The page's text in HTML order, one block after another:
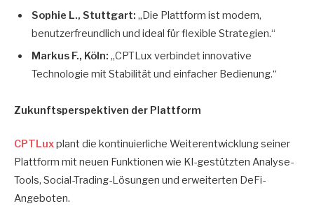
Sophie L., Stuttgart: „Die Plattform ist modern,
benutzerfreundlich und ideal für flexible Strategien.“
Markus F., Köln: „CPTLux verbindet innovative
Technologie mit Stabilität und einfacher Bedienung.“
Zukunftsperspektiven der Plattform
CPTLuxplant die kontinuierliche Weiterentwicklung seiner
Plattform mit neuen Funktionen wie KI-gestützten Analyse-
Tools, Social-Trading-Lösungen und erweiterten DeFi-
Angeboten.